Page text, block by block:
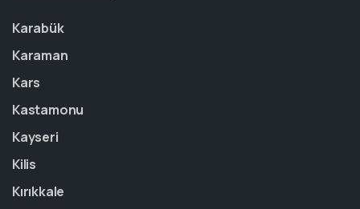
Karabük
Karaman
Kars
Kastamonu
Kayseri
Kilis
Kırıkkale